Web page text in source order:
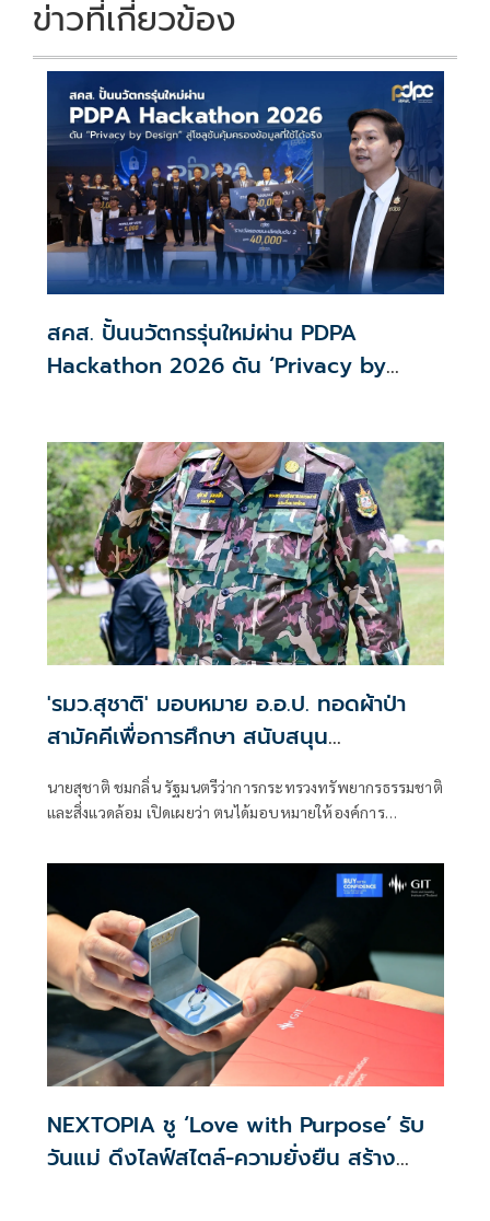
ข่าวที่เกี่ยวข้อง
สคส. ปั้นนวัตกรรุ่นใหม่ผ่าน PDPA
Hackathon 2026 ดัน ‘Privacy by
'รมว.สุชาติ' มอบหมาย อ.อ.ป. ทอดผ้าป่า
สามัคคีเพื่อการศึกษา สนับสนุน
คอมพิวเตอร์ 22 เครื่อง เติมโอกาสเด็ก
โรงเรียนบ้านกิ่วลม จ.เชียงใหม่
นายสุชาติ ชมกลิ่น รัฐมนตรีว่าการกระทรวงทรัพยากรธรรมชาติ
และสิ่งแวดล้อม เปิดเผยว่า ตนได้มอบหมายให้องค์การ
สามัคคีเพื่อการศึกษา กระทรวงทรัพยากรธรรมชาติและสิ่ง
แวดล้อม” ณ โรงเรียนบ้านกิ่วลม ตำบลบ่อหลวง อำเภอฮอด
จังหวัดเชียงใหม่ เพื่อสนับสนุนการศึกษาและเพิ่มโอกาสให้กับ
เด็กและเยาวชนในพื้นที่ โดยสนับสนุนคอมพิวเตอร์ จำนวน 22
เครื่อง สำหรับใช้ในการเรียนการสอนและส่งเสริมทักษะด้าน
เทคโนโลยีสารสนเทศ
NEXTOPIA ชู ‘Love with Purpose’ รับ
วันแม่ ดึงไลฟ์สไตล์-ความยั่งยืน สร้าง